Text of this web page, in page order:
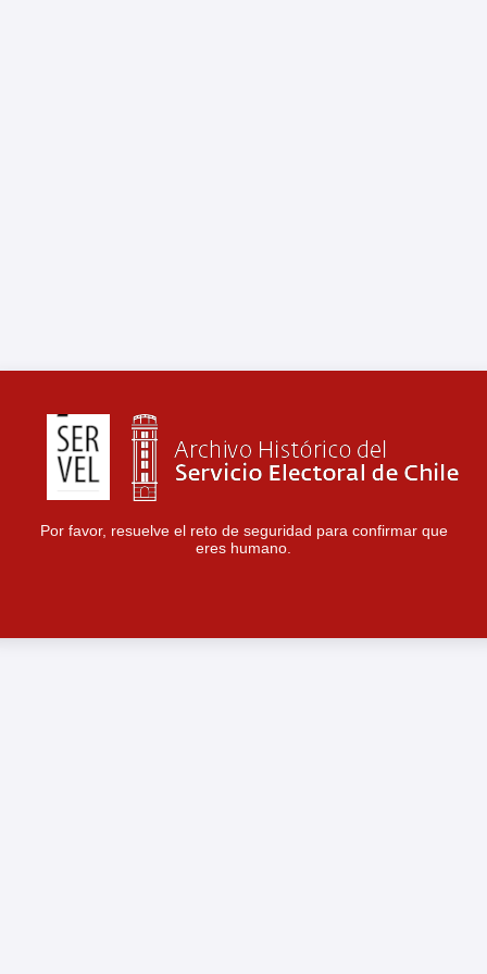
Por favor, resuelve el reto de seguridad para confirmar que
eres humano.